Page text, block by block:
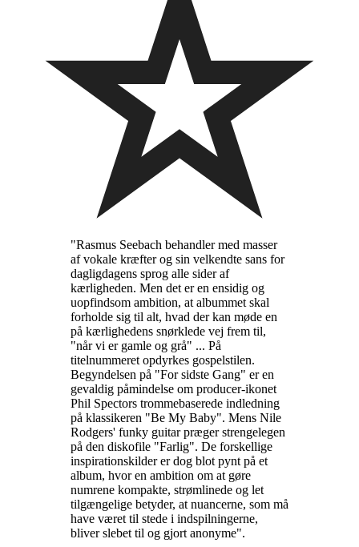
"Rasmus Seebach behandler med masser
af vokale kræfter og sin velkendte sans for
dagligdagens sprog alle sider af
kærligheden. Men det er en ensidig og
uopfindsom ambition, at albummet skal
forholde sig til alt, hvad der kan møde en
på kærlighedens snørklede vej frem til,
"når vi er gamle og grå" ... På
titelnummeret opdyrkes gospelstilen.
Begyndelsen på "For sidste Gang" er en
gevaldig påmindelse om producer-ikonet
Phil Spectors trommebaserede indledning
på klassikeren "Be My Baby". Mens Nile
Rodgers' funky guitar præger strengelegen
på den diskofile "Farlig". De forskellige
inspirationskilder er dog blot pynt på et
album, hvor en ambition om at gøre
numrene kompakte, strømlinede og let
tilgængelige betyder, at nuancerne, som må
have været til stede i indspilningerne,
bliver slebet til og gjort anonyme".